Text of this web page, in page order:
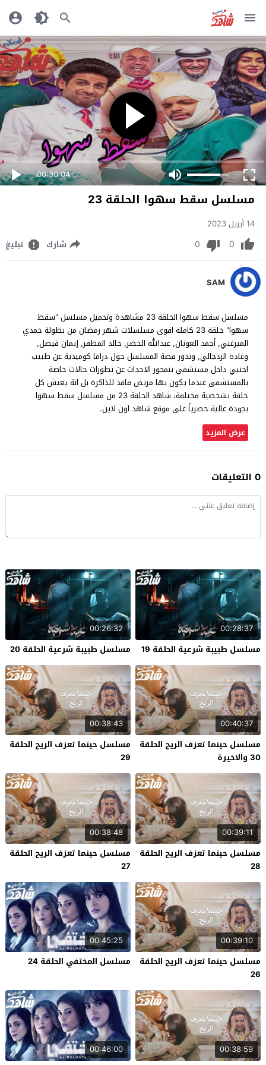
00:30:04
مسلسل سقط سهوا الحلقة 23
14 أبريل 2023
0
0 شارك تبليغ
SAM
مسلسل سقط سهوا الحلقة 23 مشاهدة وتحميل مسلسل "سقط
سهوا" حلقة 23 كاملة اقوى مسلسلات شهر رمضان من بطولة حمدي
الميرغني, أحمد العونان, عبدالله الخضر, خالد المظفر, إيمان فيصل,
وغادة الزدجالي, وتدور قصة المسلسل حول دراما كوميدية عن طبيب
اجنبي داخل مستشفي تتمحور الاحداث عن تطورات حالات خاصة
بالمستشفى عندما يكون بها مريض فاقد للذاكرة بل انة يعيش كل
حلقة بشخصية مختلفة، شاهد الحلقة 23 من مسلسل سقط سهوا
بجودة عالية حصرياً على موقع شاهد اون لاين.
عرض المزيد
0 التعليقات
00:28:37
مسلسل طبيبة شرعية الحلقة 19
00:26:32
مسلسل طبيبة شرعية الحلقة 20
00:40:37
مسلسل حينما تعزف الريح الحلقة
30 والاخيرة
00:38:43
مسلسل حينما تعزف الريح الحلقة
29
00:39:11
مسلسل حينما تعزف الريح الحلقة
28
00:38:48
مسلسل حينما تعزف الريح الحلقة
27
00:39:10
مسلسل حينما تعزف الريح الحلقة
26
00:45:25
مسلسل المختفي الحلقة 24
00:38:59
00:46:00